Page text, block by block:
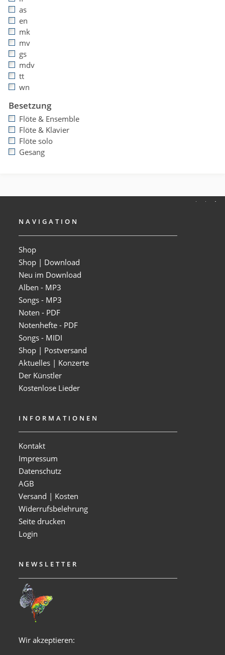
as
en
mk
mv
gs
mdv
tt
wn
Besetzung
Flöte & Ensemble
Flöte & Klavier
Flöte solo
Gesang
NAVIGATION
Shop
Shop | Download
Neu im Download
Alben - MP3
Songs - MP3
Noten - PDF
Notenhefte - PDF
Songs - MIDI
Shop | Postversand
Aktuelles | Konzerte
Der Künstler
Kostenlose Lieder
INFORMATIONEN
Kontakt
Impressum
Datenschutz
AGB
Versand | Kosten
Widerrufsbelehrung
Seite drucken
Login
NEWSLETTER
Wir akzeptieren: